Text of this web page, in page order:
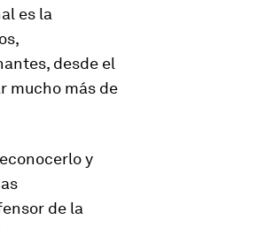
es la
desde el
mucho más de
y
de la